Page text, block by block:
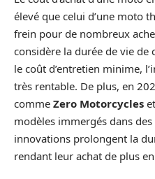
élevé que celui d’une moto
frein pour de nombreux
considère la durée de vie de
le coût d’entretien minime,
très rentable. De plus, en
comme Zero Motorcycles et
modèles immergés dans
innovations prolongent la
rendant leur achat de plus